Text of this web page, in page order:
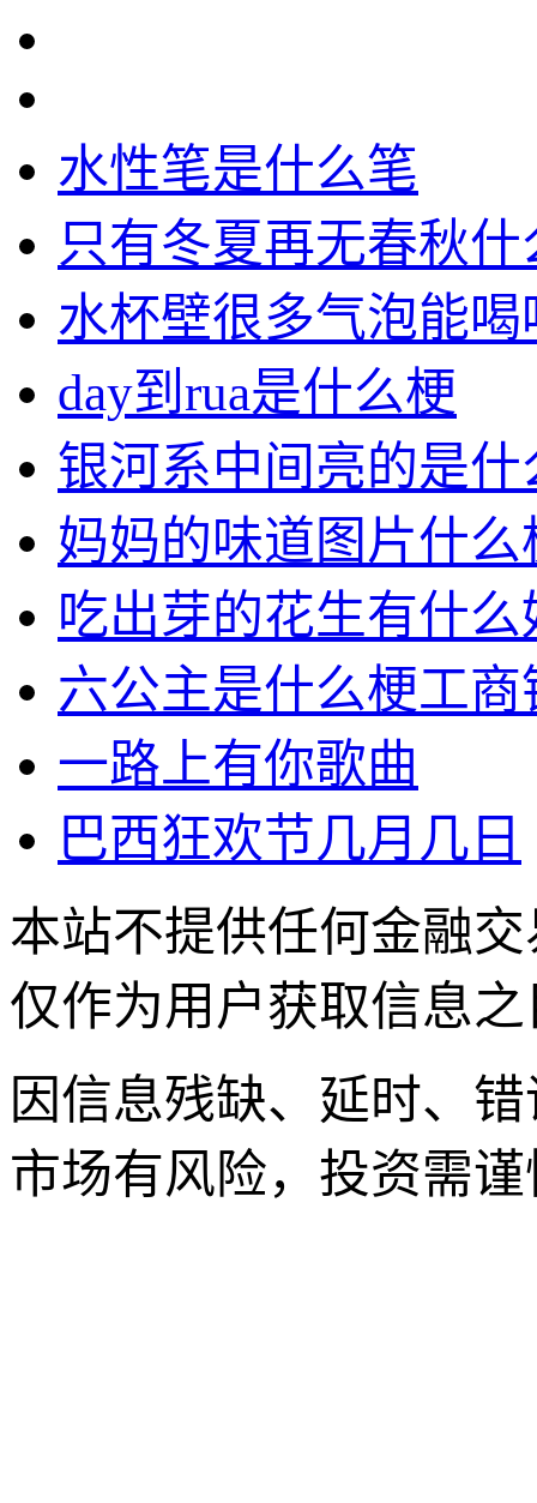
水性笔是什么笔
只有冬夏再无春秋什
水杯壁很多气泡能喝
day到rua是什么梗
银河系中间亮的是什
妈妈的味道图片什么
吃出芽的花生有什么
六公主是什么梗工商
一路上有你歌曲
巴西狂欢节几月几日
本站不提供任何金融
仅作为用户获取信息
因信息残缺、延时、
市场有风险，投资需